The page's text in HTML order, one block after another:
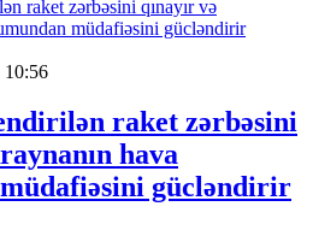
10:56
raket zərbəsini
hava
gücləndirir